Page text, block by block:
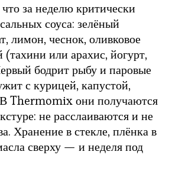
за неделю критически
соуса: зелёный
лимон, чеснок, оливковое
или арахис, йогурт,
бодрит рыбу и паровые
с курицей, капустой,
В Thermomix они получаются
не расслаиваются и не
Хранение в стекле, плёнка в
сверху — и неделя под